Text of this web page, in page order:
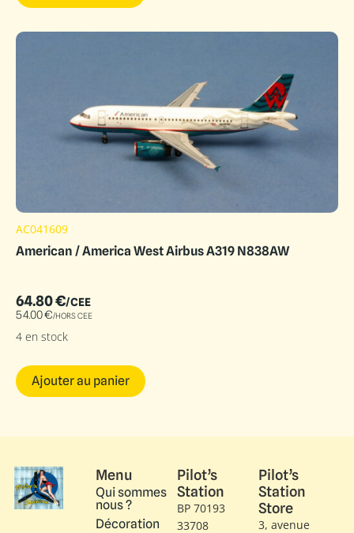
AC041609
American / America West Airbus A319 N838AW
64.80€/CEE
54.00€/HORS CEE
4 en stock
Ajouter au panier
Menu
Qui sommes
nous ?
Décoration
Pilot’s
Station
BP 70193
33708
Pilot’s
Station
Store
3, avenue